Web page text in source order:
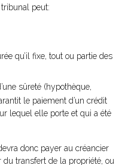
peut:
qu’il fixe, tout ou partie des
sûreté (hypothèque,
le paiement d’un crédit
lequel elle porte et qui a été
donc payer au créancier
du transfert de la propriété, ou